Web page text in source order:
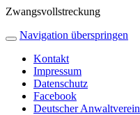
Zwangs­voll­streckung
Navigation überspringen
Kontakt
Impressum
Datenschutz
Facebook
Deutscher Anwalt­verein